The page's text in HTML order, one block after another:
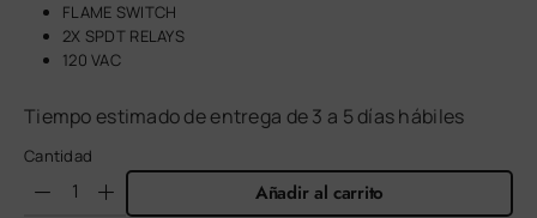
FLAME SWITCH
2X SPDT RELAYS
120 VAC
Tiempo estimado de entrega de 3 a 5 días hábiles
Cantidad
Añadir al carrito